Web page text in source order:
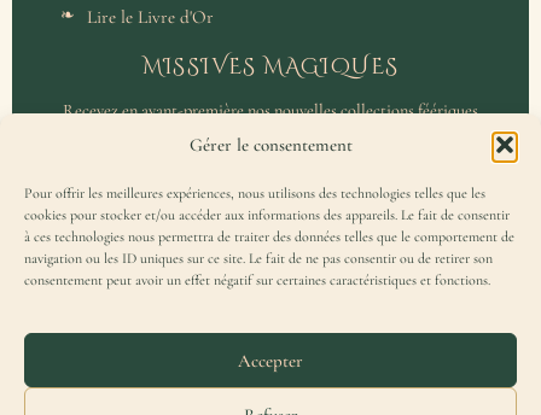
Gérer le consentement
Pour offrir les meilleures expériences, nous utilisons des technologies telles que les
cookies pour stocker et/ou accéder aux informations des appareils. Le fait de consentir
à ces technologies nous permettra de traiter des données telles que le comportement de
navigation ou les ID uniques sur ce site. Le fait de ne pas consentir ou de retirer son
consentement peut avoir un effet négatif sur certaines caractéristiques et fonctions.
Accepter
Lire le Livre d'Or
MISSIVES MAGIQUES
Recevez en avant-première nos nouvelles collections féériques
et un accès privilégié aux coulisses de l'atelier.
J'accepte de recevoir la Missive Magique et j'ai lu lapolitique de